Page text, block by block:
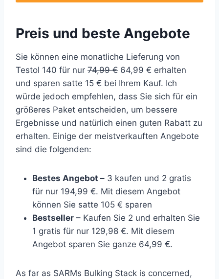
Preis und beste Angebote
Sie können eine monatliche Lieferung von
Testol 140 für nur 74,99 € 64,99 € erhalten
und sparen satte 15 € bei Ihrem Kauf. Ich
würde jedoch empfehlen, dass Sie sich für ein
größeres Paket entscheiden, um bessere
Ergebnisse und natürlich einen guten Rabatt zu
erhalten. Einige der meistverkauften Angebote
sind die folgenden:
Bestes Angebot – 3 kaufen und 2 gratis
für nur 194,99 €. Mit diesem Angebot
können Sie satte 105 € sparen
Bestseller – Kaufen Sie 2 und erhalten Sie
1 gratis für nur 129,98 €. Mit diesem
Angebot sparen Sie ganze 64,99 €.
As far as SARMs Bulking Stack is concerned,